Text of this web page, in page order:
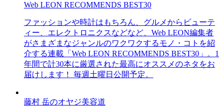
Web LEON RECOMMENDS BEST30
ファッションや時計はもちろん、グルメからビューテ
ィー、エレクトロニクスなどなど、Web LEON編集者
がさまざまなジャンルのワクワクするモノ・コトを紹
介する連載「Web LEON RECOMMENDS BEST30」。1
年間で計30本に厳選された最高にオススメのネタをお
届けします！ 毎週土曜日公開予定。
藤村 岳のオヤジ美容道